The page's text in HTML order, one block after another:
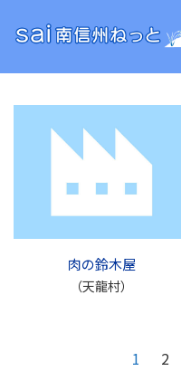
肉の鈴木屋
（天龍村）
1 2